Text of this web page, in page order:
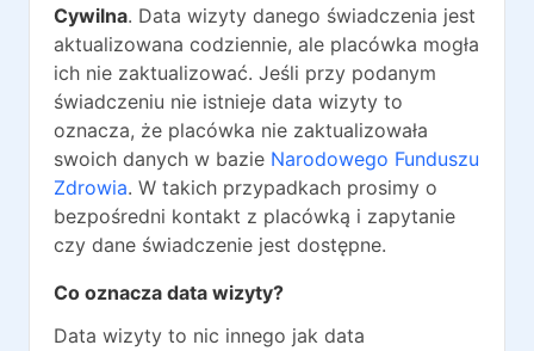
Cywilna. Data wizyty danego świadczenia jest
aktualizowana codziennie, ale placówka mogła
ich nie zaktualizować. Jeśli przy podanym
świadczeniu nie istnieje data wizyty to
oznacza, że placówka nie zaktualizowała
swoich danych w bazie Narodowego Funduszu
Zdrowia. W takich przypadkach prosimy o
bezpośredni kontakt z placówką i zapytanie
czy dane świadczenie jest dostępne.
Co oznacza data wizyty?
Data wizyty to nic innego jak data